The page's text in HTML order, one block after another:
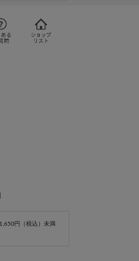
円（税込）未満